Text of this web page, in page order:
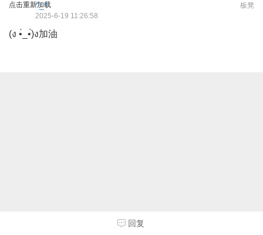
点击重新加载 板凳
^_^
2025-6-19 11:26:58
(ง •̀_•́)ง加油
回复